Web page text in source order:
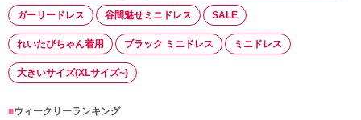
ガーリードレス 谷間魅せミニドレス SALE
れいたぴちゃん着用 ブラック ミニドレス ミニドレス
大きいサイズ(XLサイズ~)
■ウィークリーランキング